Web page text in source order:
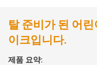
탈 준비가 된 어
이크입니다.
제품 요약: